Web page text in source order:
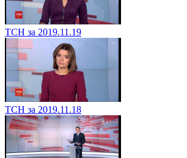
ТСН за 2019.11.19
ТСН за 2019.11.18